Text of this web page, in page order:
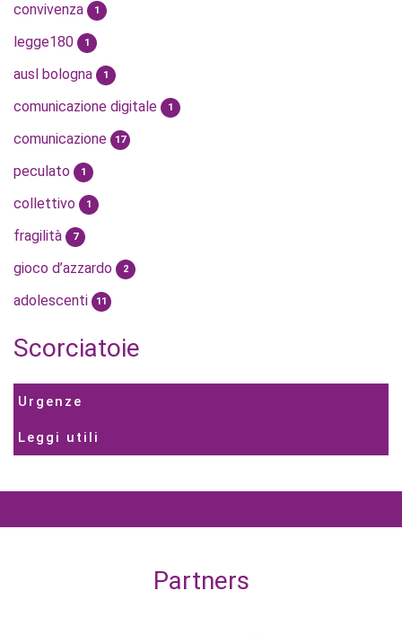
convivenza 1
legge180 1
ausl bologna 1
comunicazione digitale 1
comunicazione 17
peculato 1
collettivo 1
fragilità 7
gioco d’azzardo 2
adolescenti 11
Scorciatoie
Urgenze
Leggi utili
Partners